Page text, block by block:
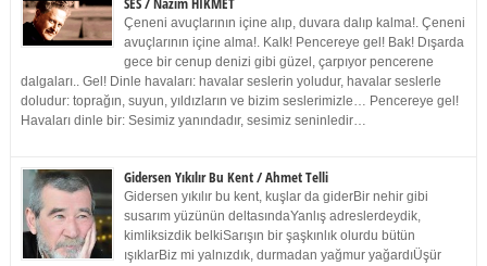
Çeneni avuçlarının içine alıp, duvara dalıp kalma!. Çeneni
avuçlarının içine alma!. Kalk! Pencereye gel! Bak! Dışarda
gece bir cenup denizi gibi güzel, çarpıyor pencerene
dalgaları.. Gel! Dinle havaları: havalar seslerin yoludur, havalar seslerle
doludur: toprağın, suyun, yıldızların ve bizim seslerimizle… Pencereye gel!
Havaları dinle bir: Sesimiz yanındadır, sesimiz seninledir…
Gidersen Yıkılır Bu Kent / Ahmet Telli
Gidersen yıkılır bu kent, kuşlar da giderBir nehir gibi
susarım yüzünün deltasındaYanlış adreslerdeydik,
kimliksizdik belkiSarışın bir şaşkınlık olurdu bütün
ışıklarBiz mi yalnızdık, durmadan yağmur yağardıÜşür